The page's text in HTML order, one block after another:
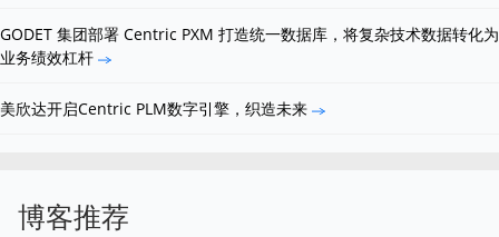
GODET 集团部署 Centric PXM 打造统一数据库，将复杂技术数据转化为
业务绩效杠杆
美欣达开启Centric PLM数字引擎，织造未来
博客推荐